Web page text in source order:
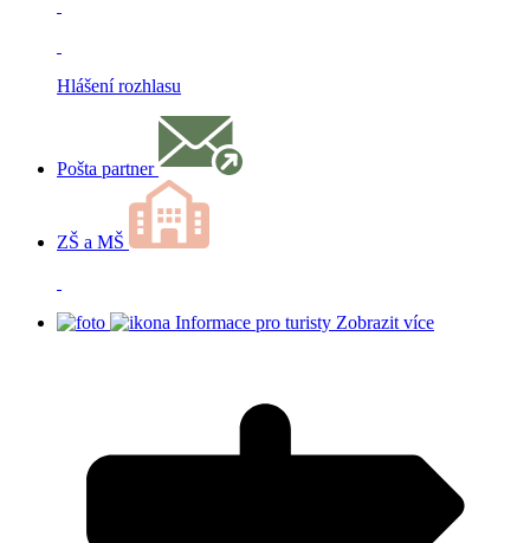
Hlášení rozhlasu
Pošta partner
ZŠ a MŠ
Informace pro turisty Zobrazit více